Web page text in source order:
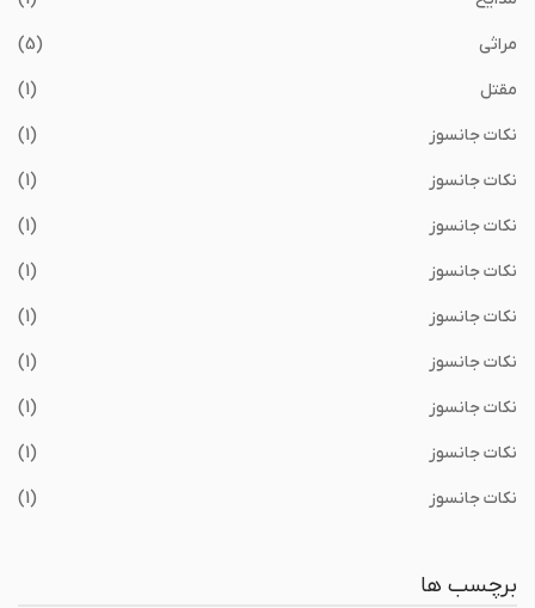
مراثی
(5)
مقتل
(1)
نکات جانسوز
(1)
نکات جانسوز
(1)
نکات جانسوز
(1)
نکات جانسوز
(1)
نکات جانسوز
(1)
نکات جانسوز
(1)
نکات جانسوز
(1)
نکات جانسوز
(1)
نکات جانسوز
(1)
برچسب ها